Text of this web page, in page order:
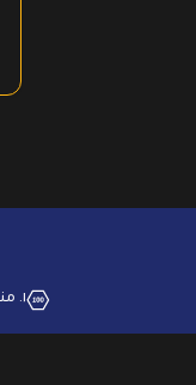
١. منتجات بجودة عالية